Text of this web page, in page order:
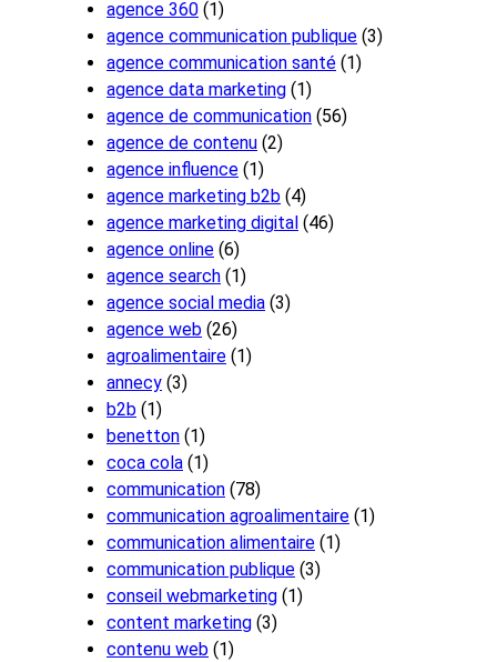
agence 360 (1)
agence communication publique (3)
agence communication santé (1)
agence data marketing (1)
agence de communication (56)
agence de contenu (2)
agence influence (1)
agence marketing b2b (4)
agence marketing digital (46)
agence online (6)
agence search (1)
agence social media (3)
agence web (26)
agroalimentaire (1)
annecy (3)
b2b (1)
benetton (1)
coca cola (1)
communication (78)
communication agroalimentaire (1)
communication alimentaire (1)
communication publique (3)
conseil webmarketing (1)
content marketing (3)
contenu web (1)